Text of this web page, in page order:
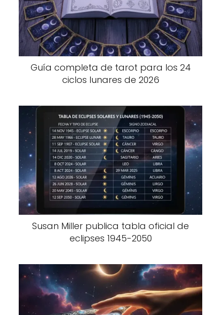
Guía completa de tarot para los 24
ciclos lunares de 2026
Susan Miller publica tabla oficial de
eclipses 1945-2050